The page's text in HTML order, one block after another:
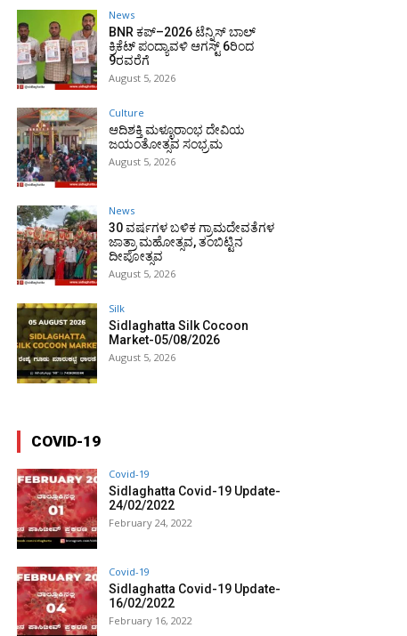
News
BNR ಕಪ್–2026 ಟೆನ್ನಿಸ್ ಬಾಲ್
ಕ್ರಿಕೆಟ್ ಪಂದ್ಯಾವಳಿ ಆಗಸ್ಟ್ 6ರಿಂದ
9ರವರೆಗೆ
August 5, 2026
Culture
ಆದಿಶಕ್ತಿ ಮಳ್ಳೂರಾಂಭ ದೇವಿಯ
ಜಯಂತೋತ್ಸವ ಸಂಭ್ರಮ
August 5, 2026
News
30 ವರ್ಷಗಳ ಬಳಿಕ ಗ್ರಾಮದೇವತೆಗಳ
ಜಾತ್ರಾ ಮಹೋತ್ಸವ, ತಂಬಿಟ್ಟಿನ
ದೀಪೋತ್ಸವ
August 5, 2026
Silk
Sidlaghatta Silk Cocoon
Market-05/08/2026
August 5, 2026
COVID-19
Covid-19
Sidlaghatta Covid-19 Update-
24/02/2022
February 24, 2022
Covid-19
Sidlaghatta Covid-19 Update-
16/02/2022
February 16, 2022